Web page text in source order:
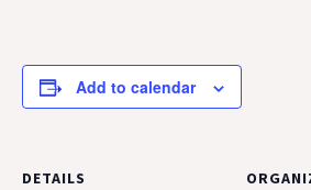
Add to calendar
DETAILS